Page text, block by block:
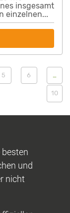
insgesamt
einzelnen...
5 6 …
10
und
nicht